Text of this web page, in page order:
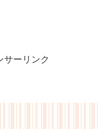
サーリンク